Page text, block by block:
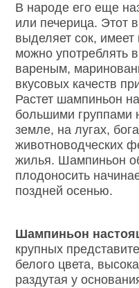
В народе его еще
или печерица. Этот
выделяет сок,
можно употреблять
вареным,
вкусовых качеств
Растет шампиньон
большими группами
земле, на лугах,
животноводческих
жилья. Шампиньон
плодоносить
поздней осенью.
Шампиньон
крупных
белого цвета,
раздутая у